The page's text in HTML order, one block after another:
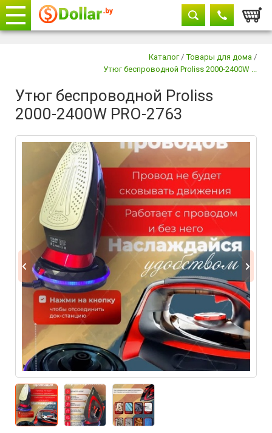
+375 29882-11-33
+375 17315-37-77
Каталог / Товары для дома /
Утюг беспроводной Proliss 2000-2400W ...
Утюг беспроводной Proliss
2000-2400W PRO-2763